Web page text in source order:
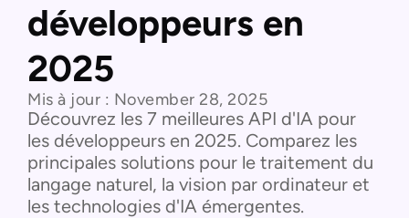
développeurs en
2025
Mis à jour : November 28, 2025
Découvrez les 7 meilleures API d'IA pour
les développeurs en 2025. Comparez les
principales solutions pour le traitement du
langage naturel, la vision par ordinateur et
les technologies d'IA émergentes.